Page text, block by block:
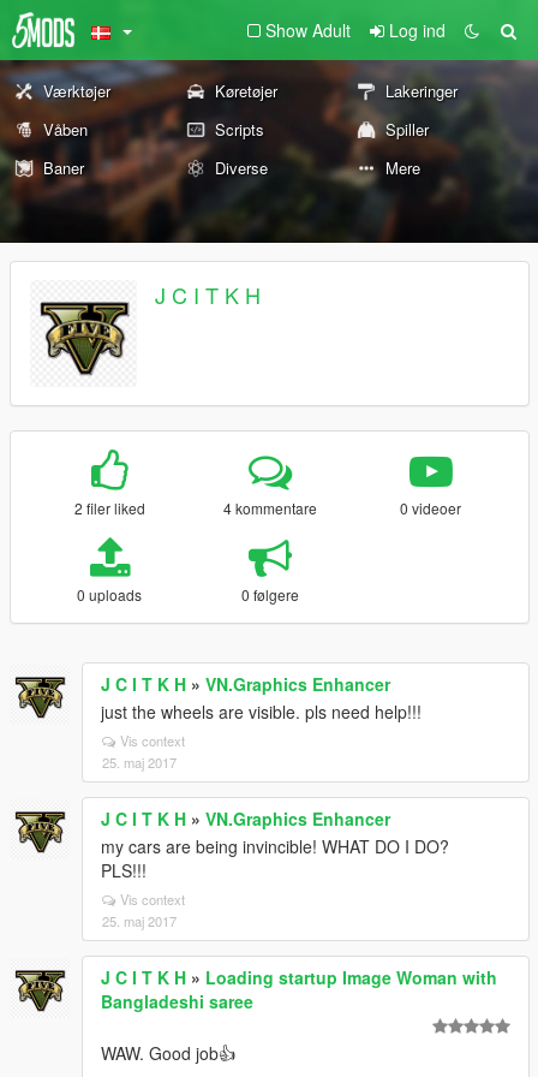
Show Adult Log ind
Værktøjer Køretøjer
Lakeringer
Våben
Scripts
Spiller
Baner
Diverse Mere
J C I T K H
2 filer liked 4 kommentare 0 videoer
0 uploads 0 følgere
J C I T K H » VN.Graphics Enhancer
just the wheels are visible. pls need help!!!
Vis context
25. maj 2017
J C I T K H » VN.Graphics Enhancer
my cars are being invincible! WHAT DO I DO?
PLS!!!
Vis context
25. maj 2017
J C I T K H » Loading startup Image Woman with
Bangladeshi saree
WAW. Good job👍